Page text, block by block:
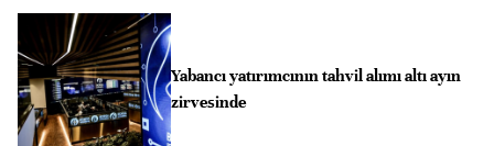
Yabancı yatırımcının tahvil alımı altı ayın
zirvesinde